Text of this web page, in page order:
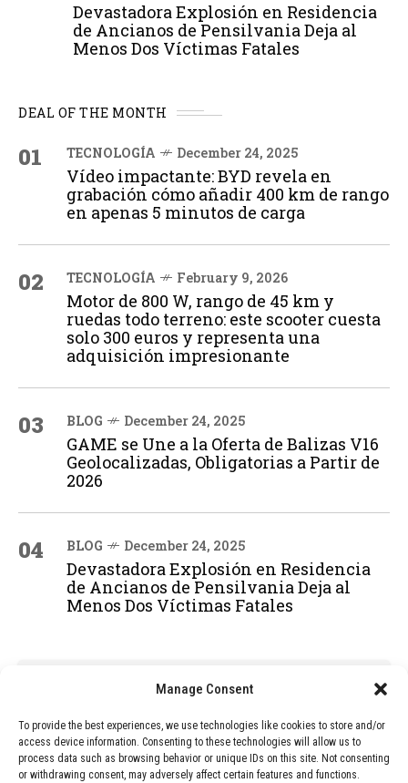
Manage Consent
To provide the best experiences, we use technologies like cookies to store and/or
access device information. Consenting to these technologies will allow us to
process data such as browsing behavior or unique IDs on this site. Not consenting
or withdrawing consent, may adversely affect certain features and functions.
Devastadora Explosión en Residencia
de Ancianos de Pensilvania Deja al
Menos Dos Víctimas Fatales
DEAL OF THE MONTH
01 TECNOLOGÍA December 24, 2025
Vídeo impactante: BYD revela en
grabación cómo añadir 400 km de rango
en apenas 5 minutos de carga
02 TECNOLOGÍA February 9, 2026
Motor de 800 W, rango de 45 km y
ruedas todo terreno: este scooter cuesta
solo 300 euros y representa una
adquisición impresionante
03 BLOG December 24, 2025
GAME se Une a la Oferta de Balizas V16
Geolocalizadas, Obligatorias a Partir de
2026
04 BLOG December 24, 2025
Devastadora Explosión en Residencia
de Ancianos de Pensilvania Deja al
Menos Dos Víctimas Fatales